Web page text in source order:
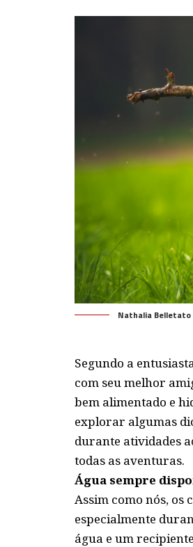
Nathalia Belletato
Segundo a
com seu melhor
bem alimentado e
explorar algumas
durante atividades
todas as aventuras.
Água sempre
Assim como nós, os
especialmente
água e um